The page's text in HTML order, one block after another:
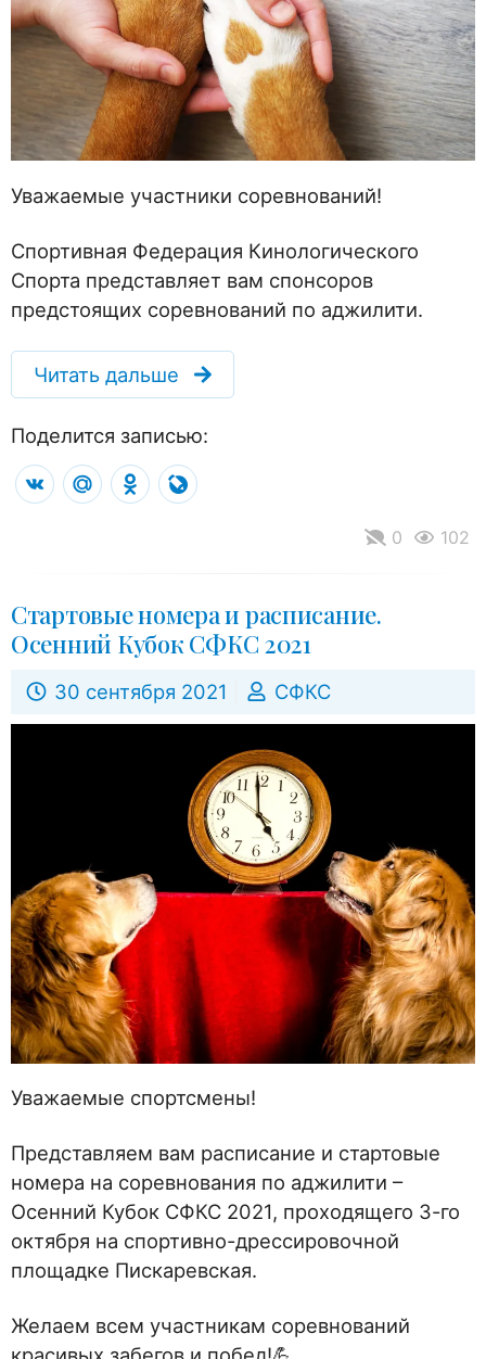
Уважаемые участники соревнований!
Спортивная Федерация Кинологического
Спорта представляет вам спонсоров
предстоящих соревнований по аджилити.
Читать дальше
Поделится записью:
VK Mail.RuOdnoklassniki
0 102
Стартовые номера и расписание.
Осенний Кубок СФКС 2021
30 сентября 2021 СФКС
Уважаемые спортсмены!
Представляем вам расписание и стартовые
номера на соревнования по аджилити –
Осенний Кубок СФКС 2021, проходящего 3-го
октября на спортивно-дрессировочной
площадке Пискаревская.
Желаем всем участникам соревнований